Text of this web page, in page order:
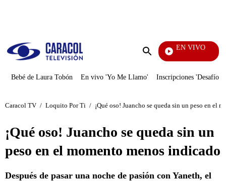
Enviar
EN VIVO
Noticias Caracol
Bebé de Laura Tobón En vivo 'Yo Me Llamo' Inscripciones 'Desafío'
Caracol TV / Loquito Por Ti / ¡Qué oso! Juancho se queda sin un peso en el
¡Qué oso! Juancho se queda sin un
peso en el momento menos indicado
Después de pasar una noche de pasión con Yaneth, el